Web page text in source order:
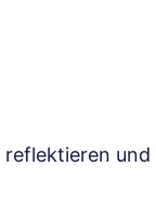
und